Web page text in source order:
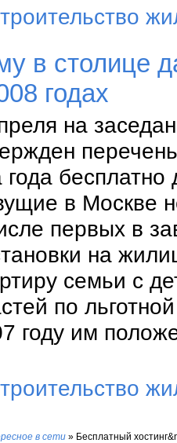
в столице
годах
на
года бесплатно
в Москве
первых в
на
семьи с
по
году им
в сети » Бесплатный